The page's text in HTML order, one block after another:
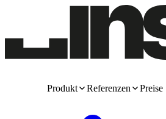
Produkt Referenzen Preise